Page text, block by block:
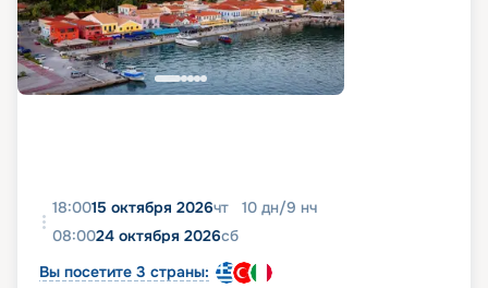
18:0015 октября 2026чт 10 дн/9 нч
08:0024 октября 2026сб
Вы посетите 3 страны: